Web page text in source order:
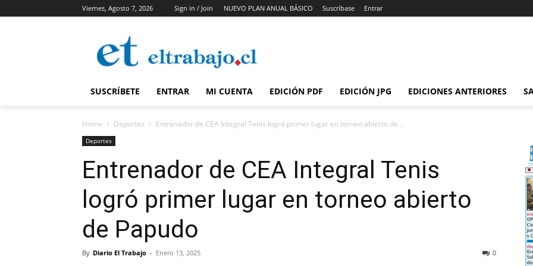
Viernes, Agosto 7, 2026 Sign in / Join NUEVO PLAN ANUAL BÁSICO Suscríbase Entrar
SUSCRÍBETE ENTRAR MI CUENTA EDICIÓN PDF EDICIÓN JPG EDICIONES ANTERIORES
Home Deportes Entrenador de CEA Integral Tenis logró primer lugar en torneo abierto de...
Deportes
Entrenador de CEA Integral Tenis
logró primer lugar en torneo abierto
de Papudo
By Diario El Trabajo - Enero 13, 2025 0